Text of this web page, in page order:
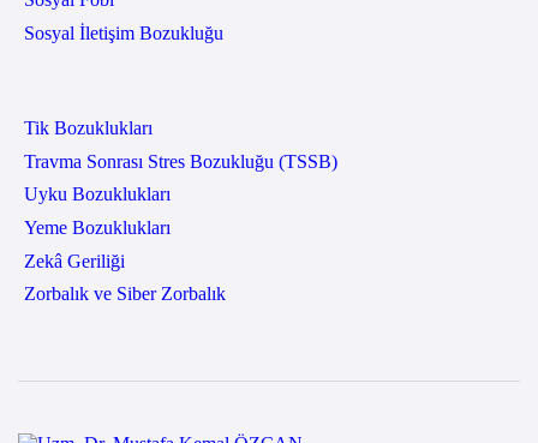
Sosyal İletişim Bozukluğu
Tik Bozuklukları
Travma Sonrası Stres Bozukluğu (TSSB)
Uyku Bozuklukları
Yeme Bozuklukları
Zekâ Geriliği
Zorbalık ve Siber Zorbalık